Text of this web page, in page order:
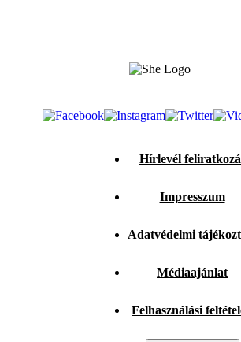
Hírlevél
Impresszum
Adatvédelmi
Médiaajánlat
Felhasználási